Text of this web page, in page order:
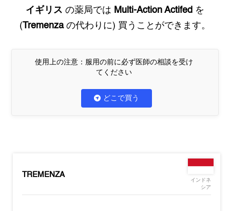
イギリス の薬局では Multi-Action Actifed を
(Tremenzaの代わりに) 買うことができます。
使用上の注意：服用の前に必ず医師の相談を受け
てください
どこで買う
TREMENZA
インドネ
シア